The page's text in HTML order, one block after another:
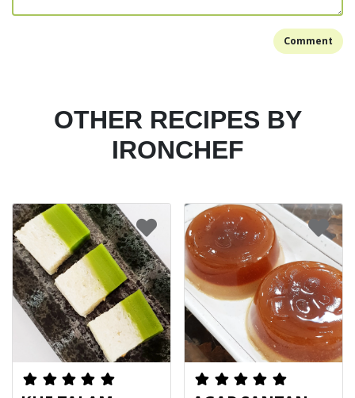
Comment
OTHER RECIPES BY
IRONCHEF